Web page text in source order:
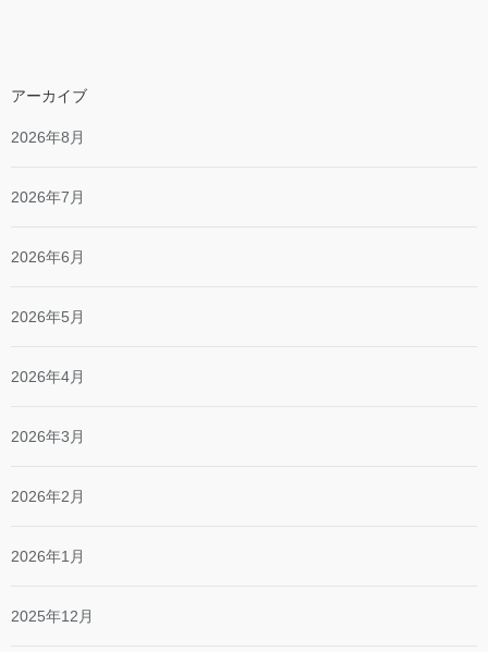
アーカイブ
2026年8月
2026年7月
2026年6月
2026年5月
2026年4月
2026年3月
2026年2月
2026年1月
2025年12月